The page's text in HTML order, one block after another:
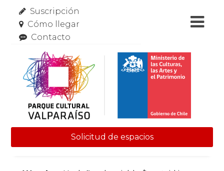
Suscripción
Cómo llegar
Contacto
Solicitud de espacios